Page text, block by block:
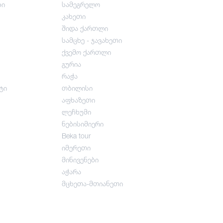
სამეგრელო
კახეთი
შიდა ქართლი
სამცხე - ჯავახეთი
ქვემო ქართლი
გურია
რაჭა
თბილისი
აფხაზეთი
ლეჩხუმი
ნებისიმიერი
Beka tour
იმერეთი
მინივენები
აჭარა
მცხეთა-მთიანეთი